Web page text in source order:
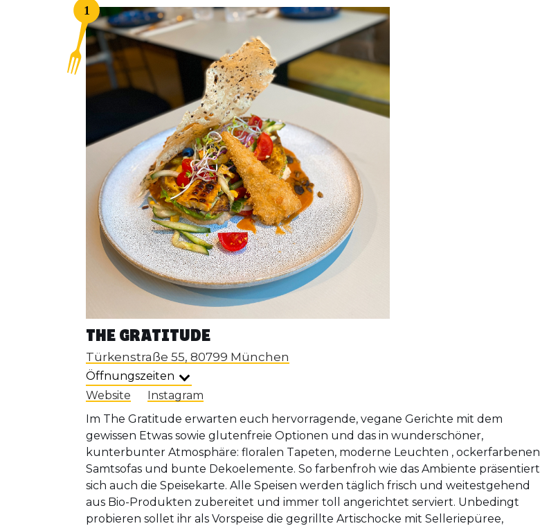
THE GRATITUDE
Türkenstraße 55, 80799 München
Öffnungszeiten
Website
Instagram
Im The Gratitude erwarten euch hervorragende, vegane Gerichte mit dem
gewissen Etwas sowie glutenfreie Optionen und das in wunderschöner,
kunterbunter Atmosphäre: floralen Tapeten, moderne Leuchten , ockerfarbenen
Samtsofas und bunte Dekoelemente. So farbenfroh wie das Ambiente präsentiert
sich auch die Speisekarte. Alle Speisen werden täglich frisch und weitestgehend
aus Bio-Produkten zubereitet und immer toll angerichtet serviert. Unbedingt
probieren sollet ihr als Vorspeise die gegrillte Artischocke mit Selleriepüree,